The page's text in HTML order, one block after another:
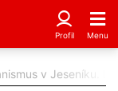
v Jeseníku.